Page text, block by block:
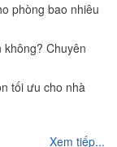
phòng bao nhiêu
Chuyên
tối ưu cho nhà
Xem tiếp...